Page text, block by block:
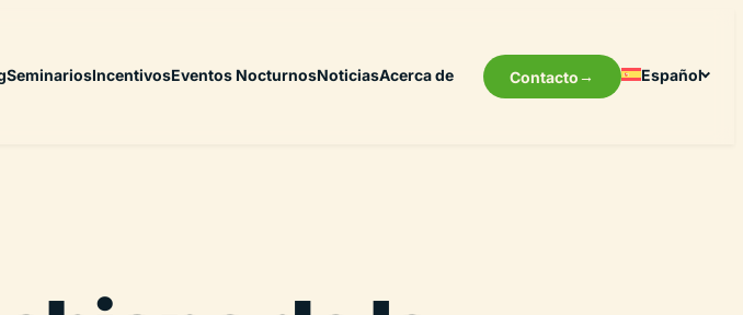
SeminariosIncentivosEventos NocturnosNoticiasAcerca de Contacto Español